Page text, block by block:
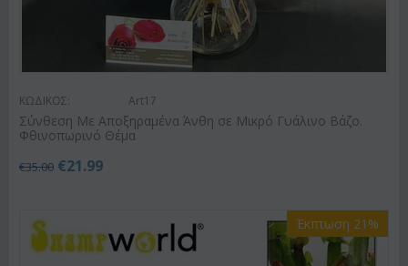
ΚΩΔΙΚΟΣ: Art17
Σύνθεση Με Αποξηραμένα Άνθη σε Μικρό Γυάλινο Βάζο.
Φθινοπωρινό Θέμα
€35.00 €21.99
Έκπτωση 21%